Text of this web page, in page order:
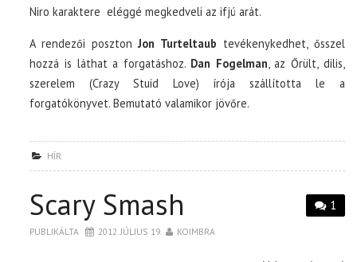
Niro karaktere eléggé megkedveli az ifjú arát.
A rendezői poszton Jon Turteltaub tevékenykedhet, ősszel
hozzá is láthat a forgatáshoz. Dan Fogelman , az Őrült, dilis,
szerelem (Crazy Stuid Love) írója szállította le a
forgatókönyvet. Bemutató valamikor jövőre.
HÍR
1
Scary Smash
PUBLIKÁLTA 2012. JÚLIUS 19. KOIMBRA